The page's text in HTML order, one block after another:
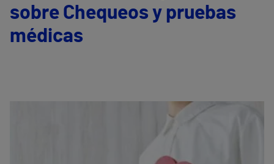
sobre Chequeos y pruebas
médicas